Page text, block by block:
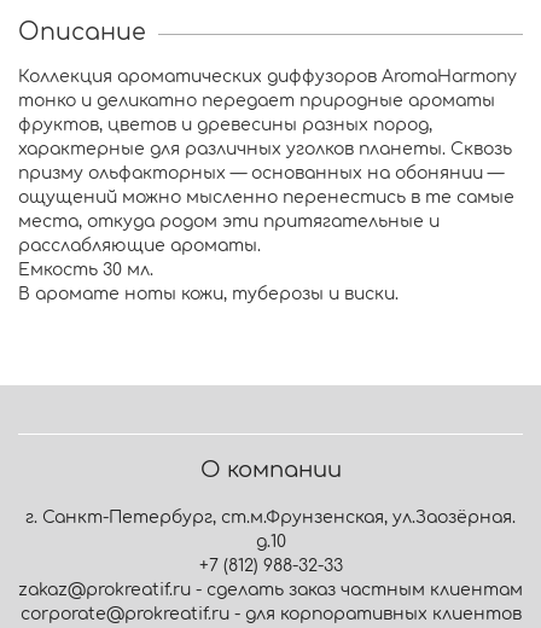
Описание
Коллекция ароматических диффузоров AromaHarmony
тонко и деликатно передает природные ароматы
фруктов, цветов и древесины разных пород,
характерные для различных уголков планеты. Сквозь
призму ольфакторных — основанных на обонянии —
ощущений можно мысленно перенестись в те самые
места, откуда родом эти притягательные и
расслабляющие ароматы.
Емкость 30 мл.
В аромате ноты кожи, туберозы и виски.
О компании
г. Санкт-Петербург, ст.м.Фрунзенская, ул.Заозёрная.
д.10
+7 (812) 988-32-33
zakaz@prokreatif.ru - сделать заказ частным клиентам
corporate@prokreatif.ru - для корпоративных клиентов